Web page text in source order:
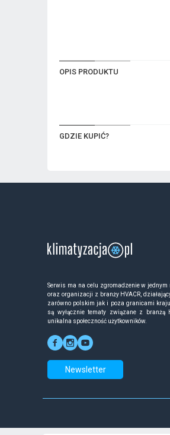
OPIS PRODUKTU
GDZIE KUPIĆ?
Serwis ma na celu zgromadzenie w
oraz organizacji z branży HVACR,
zarówno polskim jak i poza granicami
są wyłącznie tematy związane z branżą
unikalna społeczność użytkowników.
Newsletter